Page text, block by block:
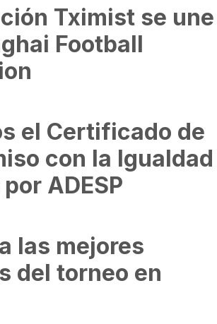
Tximist se une
Football
el Certificado de
con la Igualdad
ADESP
las mejores
del torneo en